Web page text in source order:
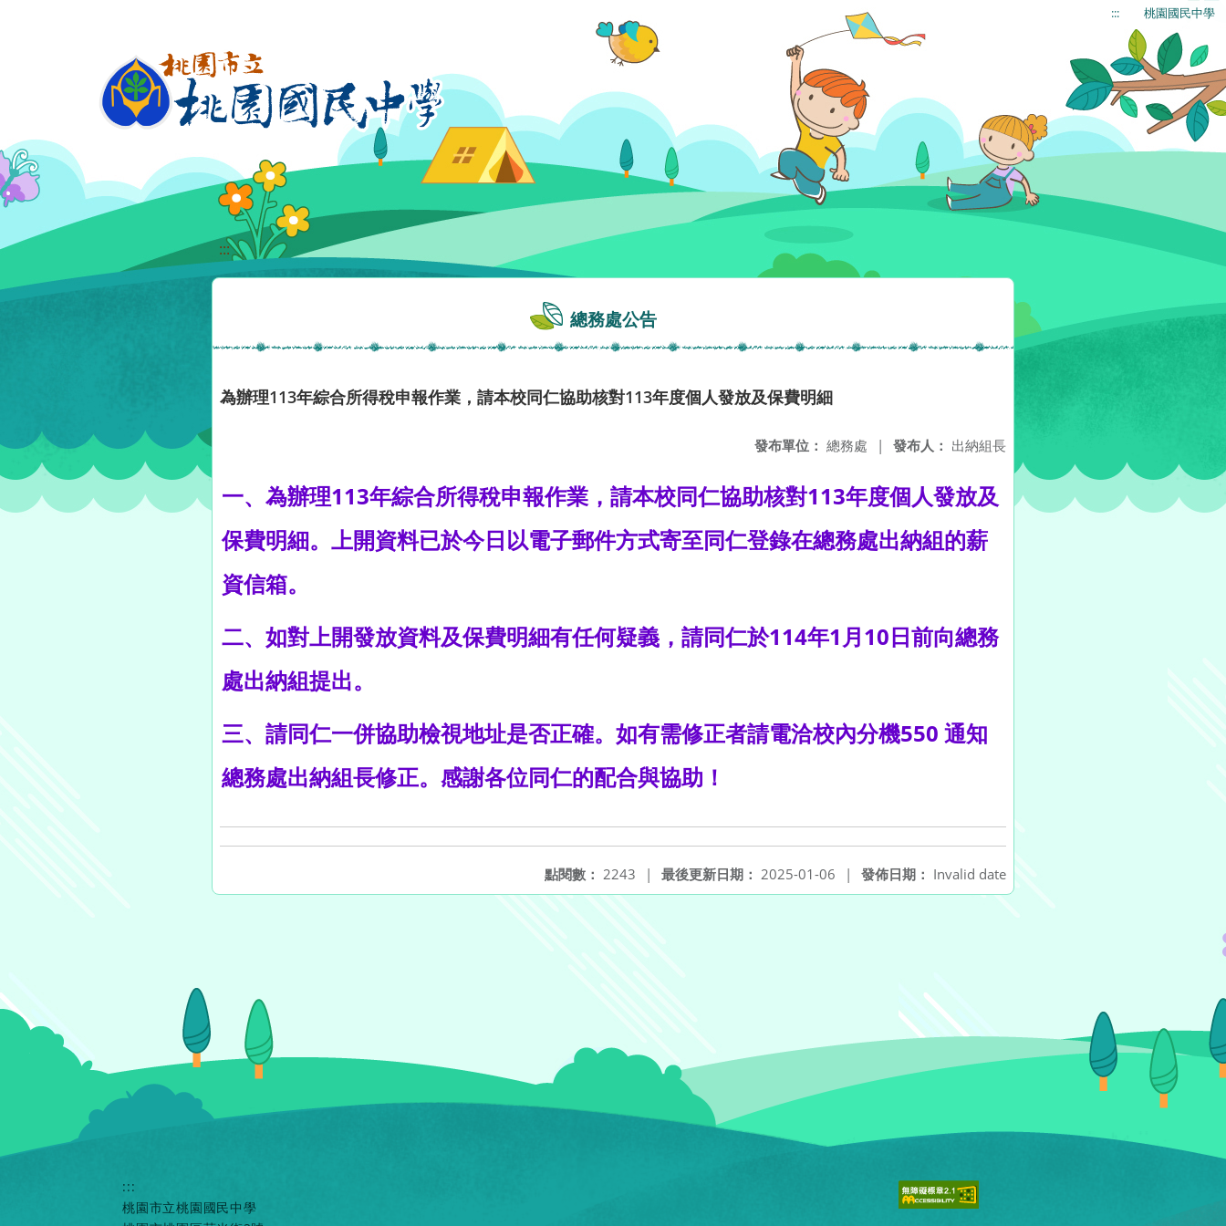
::: 桃園國民中學
:::
總務處公告
為辦理113年綜合所得稅申報作業，請本校同仁協助核對113年度個人發放及保費明細
發布人： 出納組長
發布單位： 總務處 |
一、為辦理113年綜合所得稅申報作業，請本校同仁協助核對113年度個人發放及
保費明細。上開資料已於今日以電子郵件方式寄至同仁登錄在總務處出納組的薪
資信箱。
二、如對上開發放資料及保費明細有任何疑義，請同仁於114年1月10日前向總務
處出納組提出。
三、請同仁一併協助檢視地址是否正確。如有需修正者請電洽校內分機550 通知
總務處出納組長修正。感謝各位同仁的配合與協助！
發佈日期： Invalid date
最後更新日期： 2025-01-06 |
點閱數： 2243 |
:::
桃園市立桃園國民中學